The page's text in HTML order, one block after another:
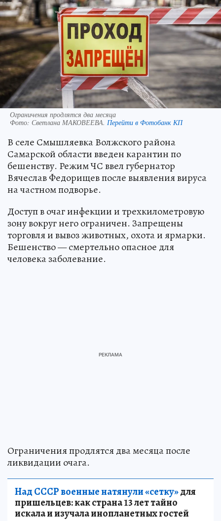
Ограничения продлятся два месяца
Фото: Светлана МАКОВЕЕВА. Перейти в Фотобанк КП
В селе Смышляевка Волжского района
Самарской области введен карантин по
бешенству. Режим ЧС ввел губернатор
Вячеслав Федорищев после выявления вируса
на частном подворье.
Доступ в очаг инфекции и трехкилометровую
зону вокруг него ограничен. Запрещены
торговля и вывоз животных, охота и ярмарки.
Бешенство — смертельно опасное для
человека заболевание.
Ограничения продлятся два месяца после
ликвидации очага.
Над СССР военные натянули «сетку»для
пришельцев: как страна 13 лет тайно
искала и изучала инопланетных гостей